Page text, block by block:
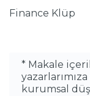
Finance Klüp
* Makale
kurumsal